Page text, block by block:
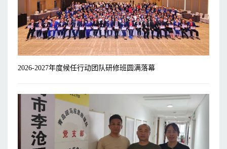
2026-2027年度候任行动团队研修班圆满落幕